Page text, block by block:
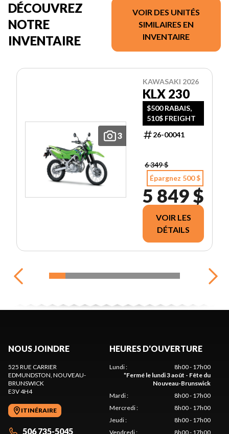
DÉCOUVREZ
NOTRE
INVENTAIRE
VOIR DES UNITÉS
SIMILAIRES EN
INVENTAIRE
3
KAWASAKI 2026
KLX 230
$500 RABAIS,
510$ FREIGHT
26-00041
6 349 $
Épargnez 500 $
5 849 $
VOIR LES
DÉTAILS
NOUS JOINDRE
525 RUE CARRIER
EDMUNDSTON, NOUVEAU-
BRUNSWICK
E3V 4H4
ITINÉRAIRE
506 735-5045
HEURES D'OUVERTURE
Lundi:
8h00 - 17h00
*Fermé le lundi 3 août - Fête du
Nouveau-Brunswick
Mardi:
8h00 - 17h00
Mercredi:
8h00 - 17h00
Jeudi:
8h00 - 17h00
Vendredi: 8h00 - 17h00